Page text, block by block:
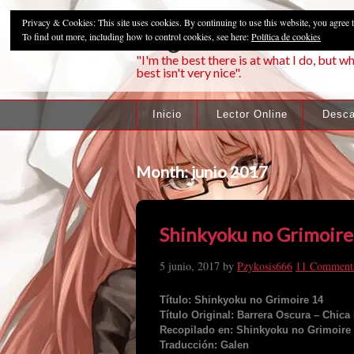
"I'm the best there is at what I do, but
best isn't very nice".
Inicio Lector Online
Month:junio 2017
Shinkyoku no
5 junio, 2017 by Pzykosis666 11
Título: Shinkyoku no Grimoire 14
Título Original: Barrera Oscura –
Recopilado en: Shinkyoku no Grimoire
Traducción: Galen
Privacy & Cookies: This site uses cookies. By continuing to use this website, you agree
To find out more, including how to control cookies, see here:Política de cookies